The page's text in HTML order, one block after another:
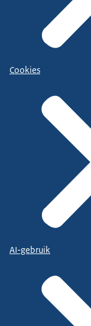
Cookies
AI-gebruik